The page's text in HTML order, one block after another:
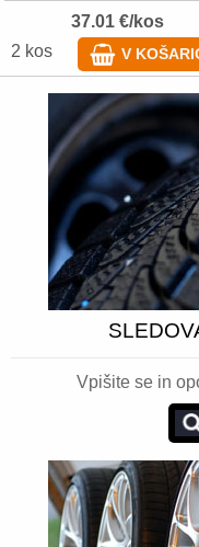
37.01 €/kos
2 kos
V
Vpišite se in